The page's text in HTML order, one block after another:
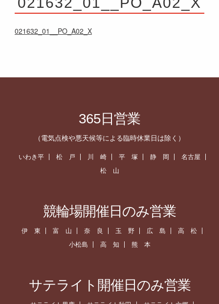
021632_01__PO_A02_X
365日営業
（電気点検や悪天候等による臨時休業日は除く）
いわき平 松 戸 川 崎 平 塚 静 岡
名古屋
松 山
競輪場開催日のみ営業
伊 東 富 山 奈 良 玉 野 広 島
高 松
小松島
高 知 熊 本
サテライト開催日のみ営業